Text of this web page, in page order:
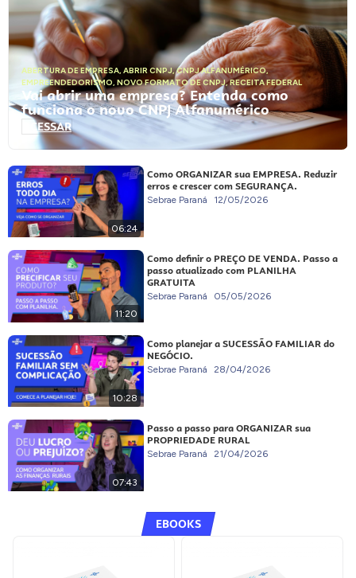
ABERTURA DE EMPRESA, ABRIR CNPJ,CNPJ ALFANUMÉRICO,
EMPREENDEDORISMO, NOVO FORMATO DE CNPJ,RECEITA FEDERAL
Vai abrir uma empresa? Entenda como
funciona o novo CNPJ Alfanumérico
ACESSAR
06:24
Como ORGANIZAR sua EMPRESA. Reduzir
erros e crescer com SEGURANÇA.
Sebrae Paraná 12/05/2026
11:20
Como definir o PREÇO DE VENDA. Passo a
passo atualizado com PLANILHA
GRATUITA
Sebrae Paraná 05/05/2026
10:28
Como planejar a SUCESSÃO FAMILIAR do
NEGÓCIO.
Sebrae Paraná 28/04/2026
07:43
Passo a passo para ORGANIZAR sua
PROPRIEDADE RURAL
Sebrae Paraná 21/04/2026
EBOOKS